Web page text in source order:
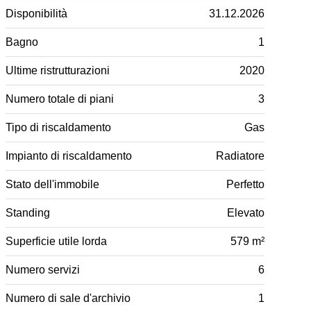
Disponibilità 31.12.2026
Bagno 1
Ultime ristrutturazioni 2020
Numero totale di piani 3
Tipo di riscaldamento Gas
Impianto di riscaldamento Radiatore
Stato dell'immobile Perfetto
Standing Elevato
Superficie utile lorda 579 m²
Numero servizi 6
Numero di sale d'archivio 1